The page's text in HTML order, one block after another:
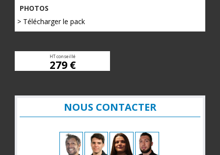
PHOTOS
> Télécharger le pack
HT conseillé
279 €
NOUS CONTACTER